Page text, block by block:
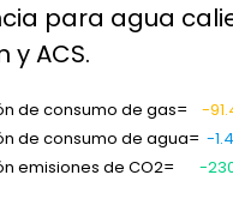
para agua
ACS.
de consumo de gas=
-
de consumo de agua= -
emisiones de CO2=
-